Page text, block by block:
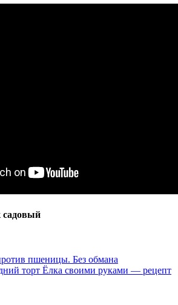
садовый
пшеницы. Без обмана
торт Ёлка своими руками — рецепт